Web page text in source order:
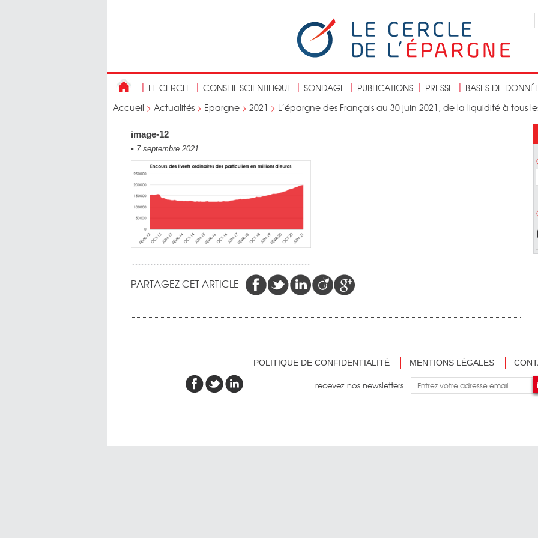
LE CERCLE CONSEIL SCIENTIFIQUE SONDAGE PUBLICATIONS PRESSE
BASES DE
Accueil > Actualités > Epargne > 2021 > L’épargne des Français au 30 juin 2021, de la liquidité à tous
image-12
• 7 septembre 2021
PARTAGEZ CET ARTICLE
POLITIQUE DE CONFIDENTIALITÉ MENTIONS LÉGALES
recevez nos newsletters